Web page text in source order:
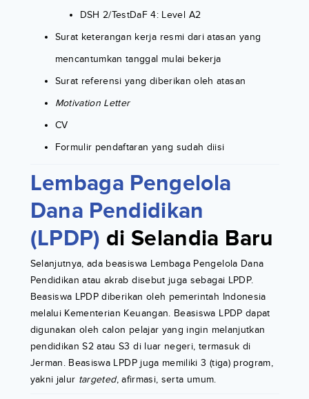
DSH 2/TestDaF 4: Level A2
Surat keterangan kerja resmi dari atasan yang
mencantumkan tanggal mulai bekerja
Surat referensi yang diberikan oleh atasan
Motivation Letter
CV
Formulir pendaftaran yang sudah diisi
Lembaga Pengelola
Dana Pendidikan
(LPDP) di Selandia Baru
Selanjutnya, ada beasiswa Lembaga Pengelola Dana
Pendidikan atau akrab disebut juga sebagai LPDP.
Beasiswa LPDP diberikan oleh pemerintah Indonesia
melalui Kementerian Keuangan. Beasiswa LPDP dapat
digunakan oleh calon pelajar yang ingin melanjutkan
pendidikan S2 atau S3 di luar negeri, termasuk di
Jerman. Beasiswa LPDP juga memiliki 3 (tiga) program,
yakni jalur targeted, afirmasi, serta umum.